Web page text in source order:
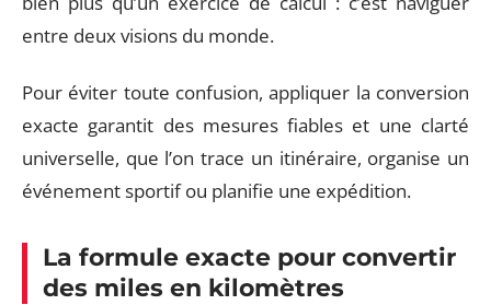
entre deux visions du monde.
Pour éviter toute confusion, appliquer la conversion
exacte garantit des mesures fiables et une clarté
universelle, que l’on trace un itinéraire, organise un
événement sportif ou planifie une expédition.
La formule exacte pour convertir
des miles en kilomètres